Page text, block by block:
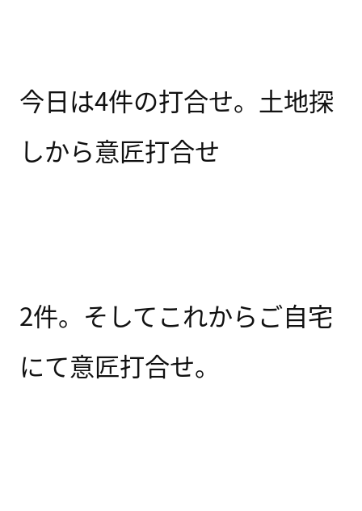
今日は4件の打合せ。土地探
しから意匠打合せ
2件。そしてこれからご自宅
にて意匠打合せ。